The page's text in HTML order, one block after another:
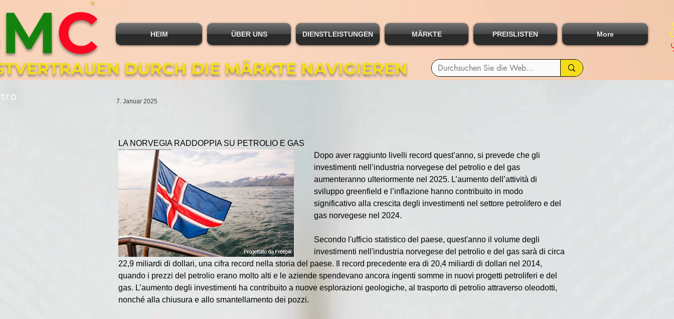
DURCH DIE MÄRKTE NAVIGIEREN
MC HEIM ÜBER UNS DIENSTLEISTUNGEN MÄRKTE PREISLISTEN More
7. Januar 2025
LA NORVEGIA RADDOPPIA SU PETROLIO E GAS
Dopo aver raggiunto livelli record quest’anno, si prevede che gli
investimenti nell’industria norvegese del petrolio e del gas
aumenteranno ulteriormente nel 2025. L’aumento dell’attività di
sviluppo greenfield e l’inflazione hanno contribuito in modo
significativo alla crescita degli investimenti nel settore petrolifero e del
gas norvegese nel 2024.
Secondo l'ufficio statistico del paese, quest'anno il volume degli
investimenti nell'industria norvegese del petrolio e del gas sarà di circa
22,9 miliardi di dollari, una cifra record nella storia del paese. Il record precedente era di 20,4 miliardi di dollari nel 2014,
quando i prezzi del petrolio erano molto alti e le aziende spendevano ancora ingenti somme in nuovi progetti petroliferi e del
gas. L’aumento degli investimenti ha contribuito a nuove esplorazioni geologiche, al trasporto di petrolio attraverso oleodotti,
nonché alla chiusura e allo smantellamento dei pozzi.